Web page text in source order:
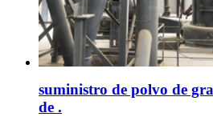
suministro de polvo de
de .